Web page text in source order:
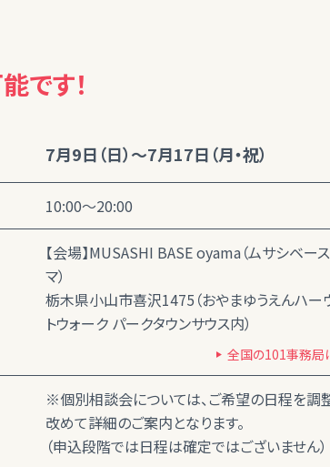
です！
7月9日（日）～7月17日（月・祝）
10:00～20:00
【会場】MUSASHI BASE oyama（ムサシベー
マ）
栃木県小山市喜沢1475（おやまゆうえんハー
トウォーク パークタウンサウス内）
全国の101事務局
※個別相談会については、ご希望の日程を調
改めて詳細のご案内となります。
（申込段階では日程は確定ではございません）